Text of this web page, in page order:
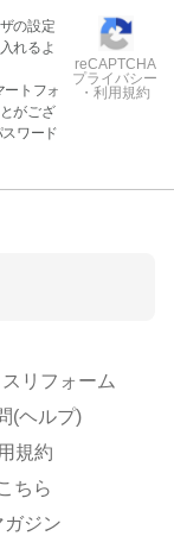
の設定
れるよ
トフォ
がござ
ワード
reCAPTCHA
プライバシー
・利用規約
リフォーム
(ヘルプ)
規約
ちら
ジン